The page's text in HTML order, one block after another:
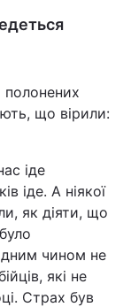
полонених
що вірили:
іде
іде. А ніякої
як діяти, що
чином не
які не
Страх був